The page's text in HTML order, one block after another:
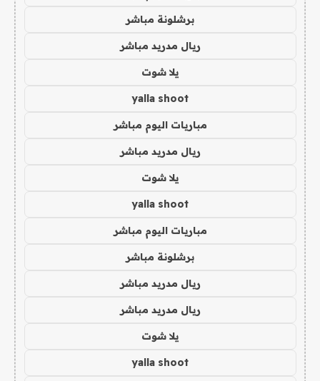
برشلونة مباشر
ريال مدريد مباشر
يلا شوت
yalla shoot
مباريات اليوم مباشر
ريال مدريد مباشر
يلا شوت
yalla shoot
مباريات اليوم مباشر
برشلونة مباشر
ريال مدريد مباشر
ريال مدريد مباشر
يلا شوت
yalla shoot